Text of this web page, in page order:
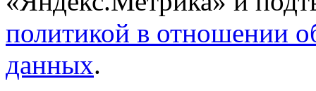
политикой в отношении
данных.